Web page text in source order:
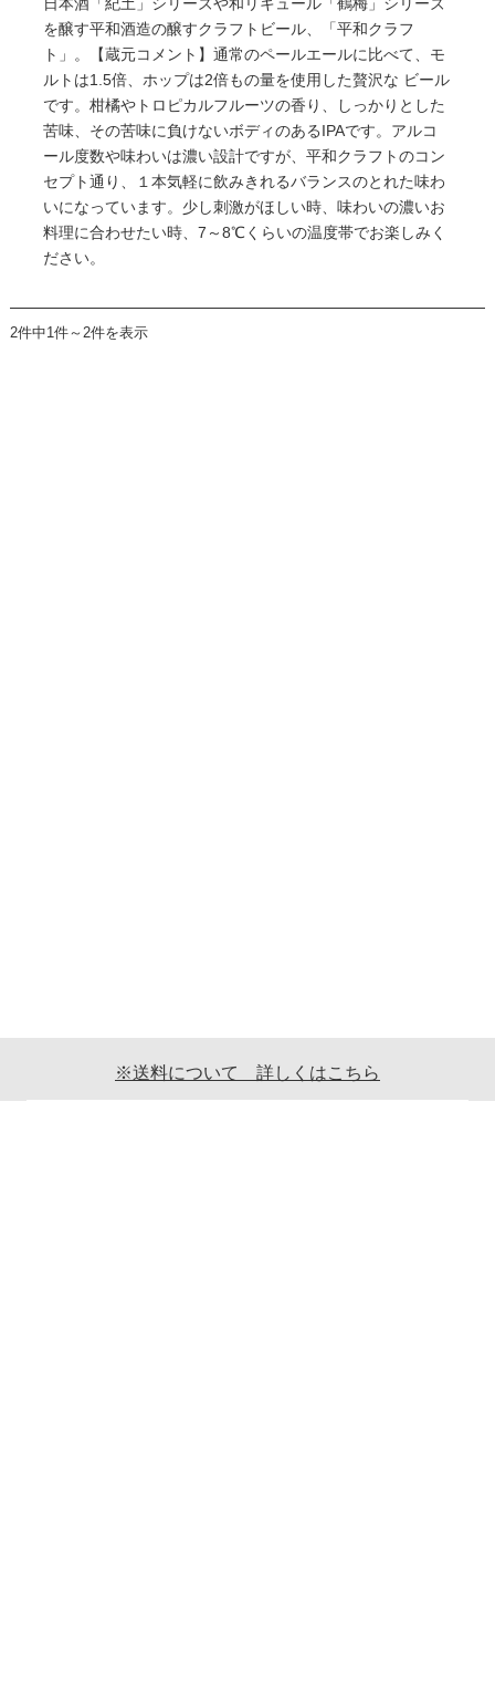
日本酒「紀土」シリーズや和リキュール「鶴梅」シリーズ
を醸す平和酒造の醸すクラフトビール、「平和クラフ
ト」。【蔵元コメント】通常のペールエールに比べて、モ
ルトは1.5倍、ホップは2倍もの量を使用した贅沢な ビール
です。柑橘やトロピカルフルーツの香り、しっかりとした
苦味、その苦味に負けないボディのあるIPAです。アルコ
ール度数や味わいは濃い設計ですが、平和クラフトのコン
セプト通り、１本気軽に飲みきれるバランスのとれた味わ
いになっています。少し刺激がほしい時、味わいの濃いお
料理に合わせたい時、7～8℃くらいの温度帯でお楽しみく
ださい。
2件中1件～2件を表示
※送料について 詳しくはこちら